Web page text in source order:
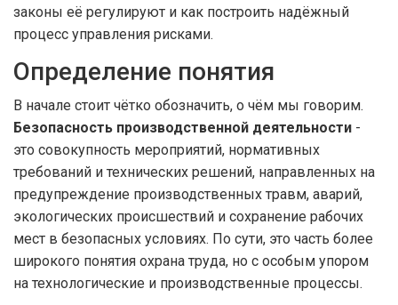
законы её регулируют и как построить надёжный
процесс управления рисками.
Определение понятия
В начале стоит чётко обозначить, о чём мы говорим.
Безопасность производственной деятельности -
это совокупность мероприятий, нормативных
требований и технических решений, направленных на
предупреждение производственных травм, аварий,
экологических происшествий и сохранение рабочих
мест в безопасных условиях. По сути, это часть более
широкого понятия охрана труда, но с особым упором
на технологические и производственные процессы.